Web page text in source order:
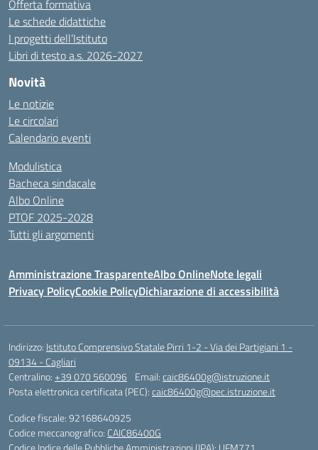
Offerta formativa
Le schede didattiche
I progetti dell’Istituto
Libri di testo a.s. 2026-2027
Novità
Le notizie
Le circolari
Calendario eventi
Modulistica
Bacheca sindacale
Albo Online
PTOF 2025-2028
Tutti gli argomenti
Amministrazione TrasparenteAlbo OnlineNote legali
Privacy PolicyCookie PolicyDichiarazione di accessibilità
Indirizzo: Istituto Comprensivo Statale Pirri 1-2 - Via dei Partigiani 1 -
09134 - Cagliari
Centralino:+39 070 560096 Email:caic86400g@istruzione.it
Posta elettronica certificata (PEC):caic86400g@pec.istruzione.it
Codice fiscale: 92168640925
Codice meccanografico: CAIC86400G